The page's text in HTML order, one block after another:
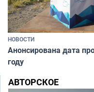
НОВОСТИ
Анонсирована дата
году
АВТОРСКОЕ